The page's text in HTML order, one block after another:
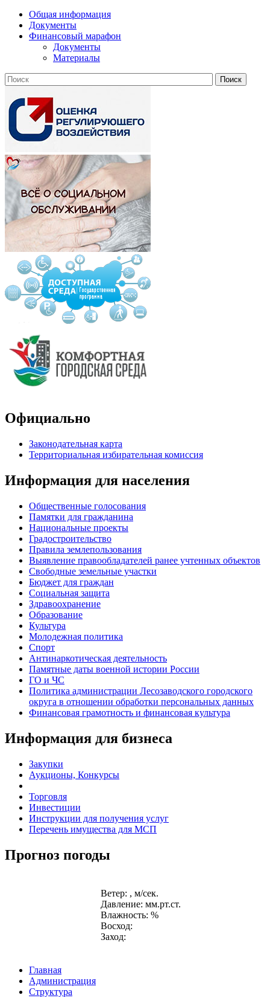
Общая информация
Документы
Финансовый марафон
Документы
Материалы
Официально
Законодательная карта
Территориальная избирательная комиссия
Информация для населения
Общественные голосования
Памятки для гражданина
Национальные проекты
Градостроительство
Правила землепользования
Выявление правообладателей ранее учтенных объектов
Свободные земельные участки
Бюджет для граждан
Социальная защита
Здравоохранение
Образование
Культура
Молодежная политика
Спорт
Антинаркотическая деятельность
Памятные даты военной истории России
ГО и ЧС
Политика администрации Лесозаводского городского
округа в отношении обработки персональных данных
Финансовая грамотность и финансовая культура
Информация для бизнеса
Закупки
Аукционы, Конкурсы
Торговля
Инвестиции
Инструкции для получения услуг
Перечень имущества для МСП
Прогноз погоды
Ветер: , м/сек.
Давление: мм.рт.ст.
Влажность: %
Восход:
Заход:
Главная
Администрация
Структура